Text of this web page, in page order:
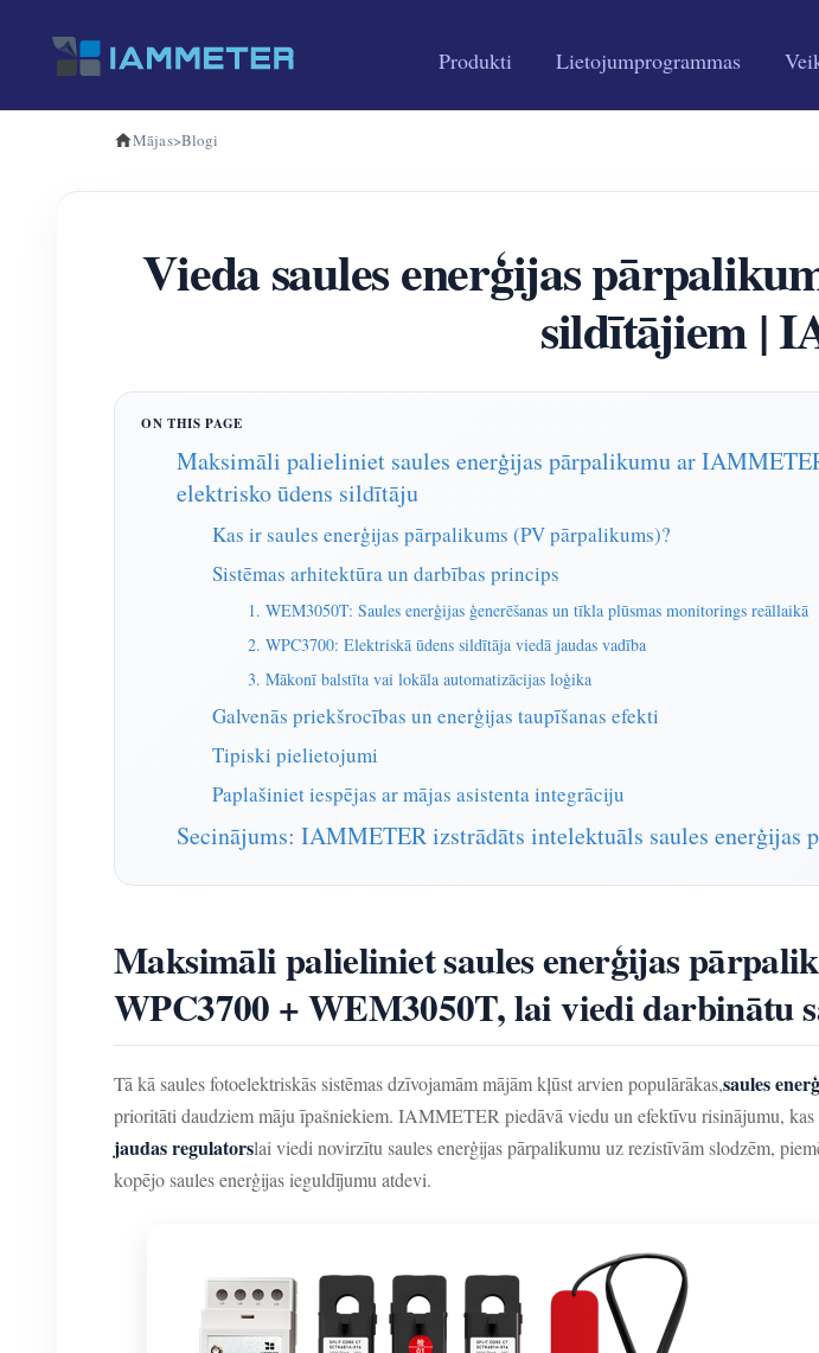
Produkti Lietojumprogrammas
Mājas>Blogi
Vieda saules enerģijas
sildītājiem |
Maksimāli palieliniet saules enerģijas pārpalikumu ar
elektrisko ūdens sildītāju
Kas ir saules enerģijas pārpalikums (PV pārpalikums)?
Sistēmas arhitektūra un darbības princips
1. WEM3050T: Saules enerģijas ģenerēšanas un tīkla plūsmas monitorings reāllaikā
2. WPC3700: Elektriskā ūdens sildītāja viedā jaudas vadība
3. Mākonī balstīta vai lokāla automatizācijas loģika
Galvenās priekšrocības un enerģijas taupīšanas efekti
Tipiski pielietojumi
Paplašiniet iespējas ar mājas asistenta integrāciju
Secinājums: IAMMETER izstrādāts intelektuāls saules enerģijas
Maksimāli palieliniet saules enerģijas
WPC3700 + WEM3050T, lai viedi darbinātu
Tā kā saules fotoelektriskās sistēmas dzīvojamām mājām kļūst arvien populārākas,saules
prioritāti daudziem māju īpašniekiem. IAMMETER piedāvā viedu un efektīvu risinājumu, kas
jaudas regulatorslai viedi novirzītu saules enerģijas pārpalikumu uz rezistīvām slodzēm,
kopējo saules enerģijas ieguldījumu atdevi.